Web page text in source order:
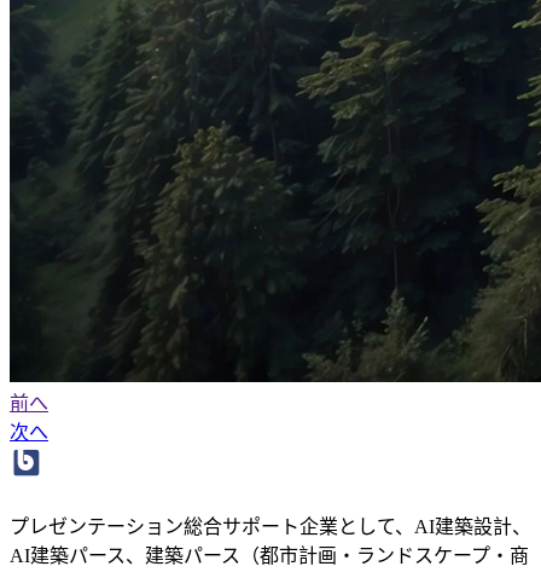
前へ
次へ
プレゼンテーション総合サポート企業として、AI建築設計、
AI建築パース、建築パース（都市計画・ランドスケープ・商